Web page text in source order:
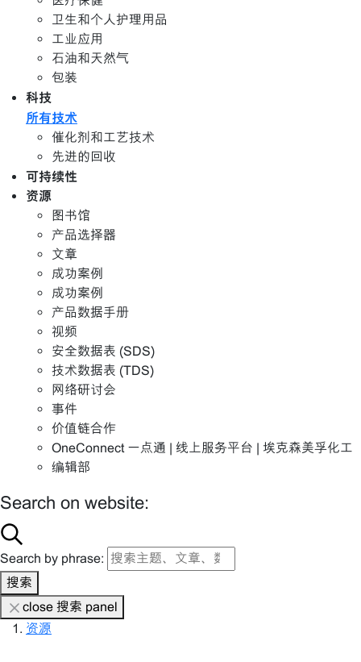
卫生和个人护理用品
工业应用
石油和天然气
包装
科技
所有技术
催化剂和工艺技术
先进的回收
可持续性
资源
图书馆
产品选择器
文章
成功案例
成功案例
产品数据手册
视频
安全数据表 (SDS)
技术数据表 (TDS)
网络研讨会
事件
价值链合作
OneConnect 一点通 | 线上服务平台 | 埃克森美孚化工
编辑部
Search on website:
Search by phrase:
搜索
close 搜索 panel
资源